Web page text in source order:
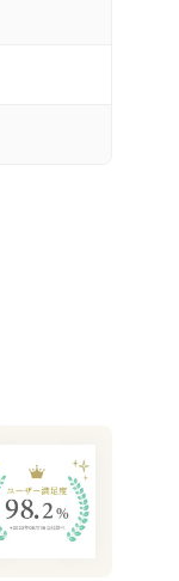
れ、幸せ
誓いの言
した。